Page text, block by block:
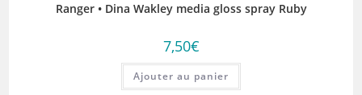
Ranger • Dina Wakley media gloss spray Ruby
7,50€
Ajouter au panier